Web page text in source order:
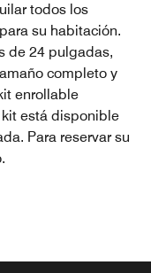
todos los
su habitación.
de 24 pulgadas,
completo y
enrollable
está disponible
Para reservar su